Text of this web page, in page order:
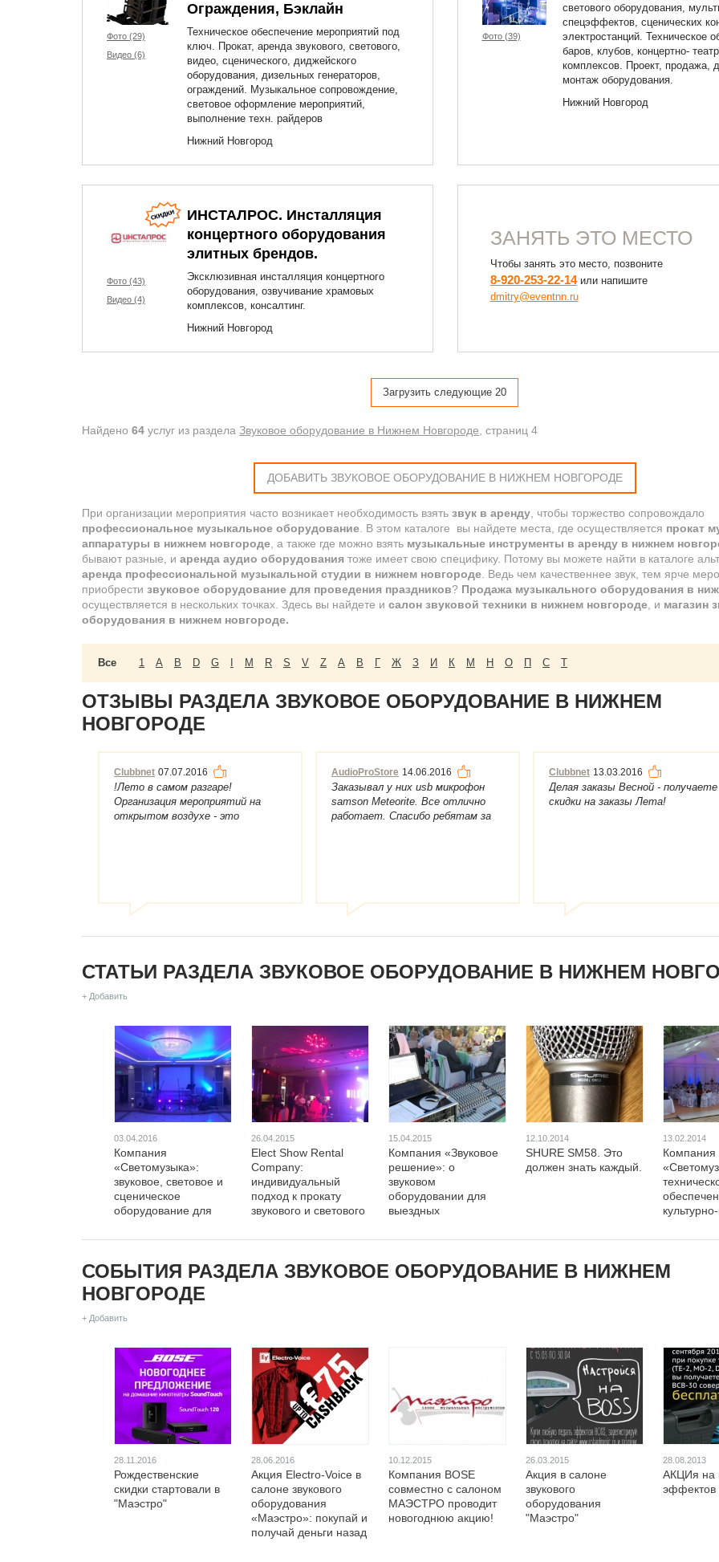
Фото (29)
Видео (6)
Ограждения, Бэклайн
Техническое обеспечение мероприятий под
ключ. Прокат, аренда звукового, светового,
видео, сценического, диджейского
оборудования, дизельных генераторов,
ограждений. Музыкальное сопровождение,
световое оформление мероприятий,
выполнение техн. райдеров
Нижний Новгород
Фото (39)
светового оборудования,
спецэффектов, сценических
электростанций. Техническое
баров, клубов, концертно-
комплексов. Проект, продажа,
монтаж оборудования.
Нижний Новгород
Фото (43)
Видео (4)
ИНСТАЛРОС. Инсталляция
концертного оборудования
элитных брендов.
Эксклюзивная инсталляция концертного
оборудования, озвучивание храмовых
комплексов, консалтинг.
Нижний Новгород
ЗАНЯТЬ ЭТО МЕСТО
Чтобы занять это место, позвоните
8-920-253-22-14или напишите
dmitry@eventnn.ru
Загрузить следующие 20
Найдено 64 услуг из раздела Звуковое оборудование в Нижнем Новгороде , cтраниц 4
ДОБАВИТЬ ЗВУКОВОЕ ОБОРУДОВАНИЕ В НИЖНЕМ НОВГОРОДЕ
При организации мероприятия часто возникает необходимость взять звук в аренду , чтобы торжество сопровождало
профессиональное музыкальное оборудование . В этом каталоге вы найдете места, где осуществляется прокат
аппаратуры в нижнем новгороде , а также где можно взять музыкальные инструменты в аренду в нижнем
бывают разные, и аренда аудио оборудования тоже имеет свою специфику. Потому вы можете найти в каталоге
аренда профессиональной музыкальной студии в нижнем новгороде . Ведь чем качественнее звук, тем ярче
приобрести звуковое оборудование для проведения праздников? Продажа музыкального оборудования в
осуществляется в нескольких точках. Здесь вы найдете и салон звуковой техники в нижнем новгороде , и магазин
оборудования в нижнем новгороде.
Все 1 A B D G M R S V Z А В Г Ж З И К М Н О П С Т
ОТЗЫВЫ РАЗДЕЛА ЗВУКОВОЕ ОБОРУДОВАНИЕ В НИЖНЕМ
НОВГОРОДЕ
Clubbnet 07.07.2016
!Лето в самом разгаре!
Организация мероприятий на
открытом воздухе - это
AudioProStore 14.06.2016
Заказывал у них usb микрофон
samson Meteorite. Все отлично
работает. Спасибо ребятам за
Clubbnet 13.03.2016
Делая заказы Весной - получаете
скидки на заказы Лета!
СТАТЬИ РАЗДЕЛА ЗВУКОВОЕ ОБОРУДОВАНИЕ В НИЖНЕМ
+ Добавить
03.04.2016
Компания
«Светомузыка»:
звуковое, световое и
сценическое
оборудование для
26.04.2015
Elect Show Rental
Company:
индивидуальный
подход к прокату
звукового и светового
15.04.2015
Компания «Звуковое
решение»: о
звуковом
оборудовании для
выездных
12.10.2014
SHURE SM58. Это
должен знать каждый.
13.02.2014
Компания
СОБЫТИЯ РАЗДЕЛА ЗВУКОВОЕ ОБОРУДОВАНИЕ В НИЖНЕМ
НОВГОРОДЕ
+ Добавить
28.11.2016
Рождественские
скидки стартовали в
"Маэстро"
28.06.2016
Акция Electro-Voice в
салоне звукового
оборудования
«Маэстро»: покупай и
получай деньги назад
10.12.2015
Компания BOSE
совместно с салоном
МАЭСТРО проводит
новогоднюю акцию!
26.03.2015
Акция в салоне
звукового
оборудования
"Маэстро"
28.08.2013
АКЦИя на
эффектов